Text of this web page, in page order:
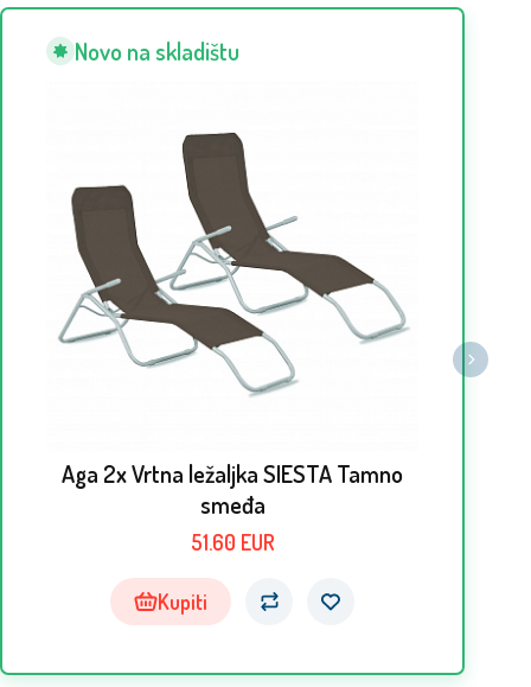
Novo na skladištu
Aga 2x Vrtna ležaljka SIESTA Tamno
smeđa
51.60 EUR
Kupiti